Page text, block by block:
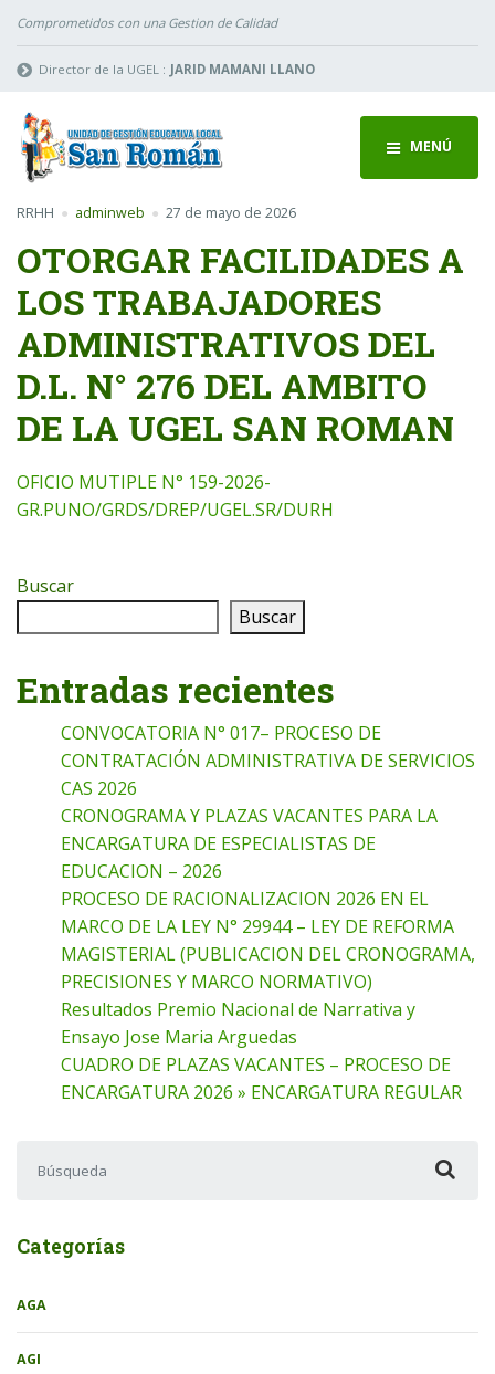
Comprometidos con una Gestion de Calidad
Director de la UGEL : JARID MAMANI LLANO
MENÚ
RRHH adminweb 27 de mayo de 2026
OTORGAR FACILIDADES A
LOS TRABAJADORES
ADMINISTRATIVOS DEL
D.L. N° 276 DEL AMBITO
DE LA UGEL SAN ROMAN
OFICIO MUTIPLE N° 159-2026-
GR.PUNO/GRDS/DREP/UGEL.SR/DURH
Buscar
Buscar
Entradas recientes
CONVOCATORIA N° 017– PROCESO DE
CONTRATACIÓN ADMINISTRATIVA DE SERVICIOS
CAS 2026
CRONOGRAMA Y PLAZAS VACANTES PARA LA
ENCARGATURA DE ESPECIALISTAS DE
EDUCACION – 2026
PROCESO DE RACIONALIZACION 2026 EN EL
MARCO DE LA LEY N° 29944 – LEY DE REFORMA
MAGISTERIAL (PUBLICACION DEL CRONOGRAMA,
PRECISIONES Y MARCO NORMATIVO)
Resultados Premio Nacional de Narrativa y
Ensayo Jose Maria Arguedas
CUADRO DE PLAZAS VACANTES – PROCESO DE
ENCARGATURA 2026 » ENCARGATURA REGULAR
Categorías
AGA
AGI